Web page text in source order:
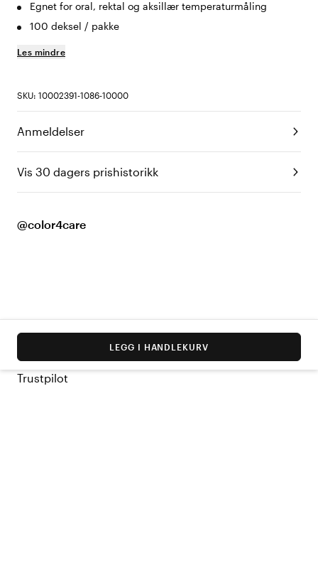
Egnet for oral, rektal og aksillær temperaturmåling
100 deksel / pakke
Les mindre
SKU: 10002391-1086-10000
Anmeldelser
Vis 30 dagers prishistorikk
@color4care
LEGG I HANDLEKURV
Trustpilot